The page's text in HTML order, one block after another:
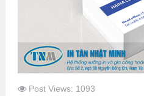
Post Views: 1093